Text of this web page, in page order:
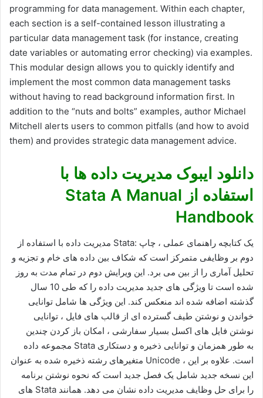
programming for data management. Within each chapter,
each section is a self-contained lesson illustrating a
particular data management task (for instance, creating
date variables or automating error checking) via examples.
This modular design allows you to quickly identify and
implement the most common data management tasks
without having to read background information first. In
addition to the “nuts and bolts” examples, author Michael
Mitchell alerts users to common pitfalls (and how to avoid
them) and provides strategic data management advice.
دانلود ایبوک مدیریت داده ها با
استفاده از Stata A Manual
Handbook
مدیریت داده با استفاده از Stata: یک کتابچه راهنمای عملی ، چاپ
دوم بر وظایفی متمرکز است که شکاف بین داده های خام و تجزیه و
تحلیل آماری را از بین می برد. این ویرایش دوم در تمام مدت به روز
شده است تا ویژگی های جدید مدیریت داده را که طی 10 سال
گذشته اضافه شده اند منعکس کند. این ویژگی ها شامل توانایی
خواندن و نوشتن طیف گسترده ای از قالب های فایل ، توانایی
نوشتن فایل های اکسل بسیار سفارشی ، امکان باز کردن چندین
مجموعه داده Stata به طور همزمان و توانایی ذخیره و دستکاری
متغیرهای رشته ذخیره شده به عنوان Unicode است. علاوه بر این ،
این نسخه جدید شامل یک فصل جدید است که نحوه نوشتن برنامه
های Stata را برای حل وظایف مدیریت داده نشان می دهد. همانند